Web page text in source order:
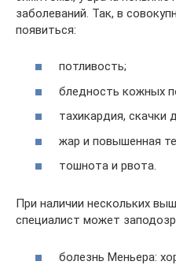
заболеваний. Так, в
появиться:
потливость;
бледность кожных
тахикардия, скачки
жар и повышенная
тошнота и рвота.
При наличии нескольких
специалист может
болезнь Меньера: